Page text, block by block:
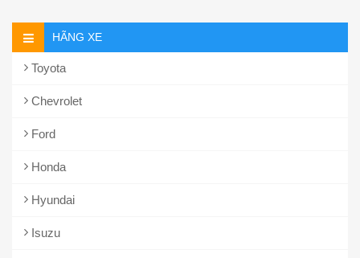
HÃNG XE
Toyota
Chevrolet
Ford
Honda
Hyundai
Isuzu